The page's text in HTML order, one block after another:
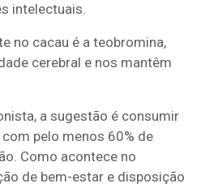
intelectuais.
no cacau é a teobromina,
cerebral e nos mantêm
a sugestão é consumir
pelo menos 60% de
Como acontece no
de bem-estar e disposição